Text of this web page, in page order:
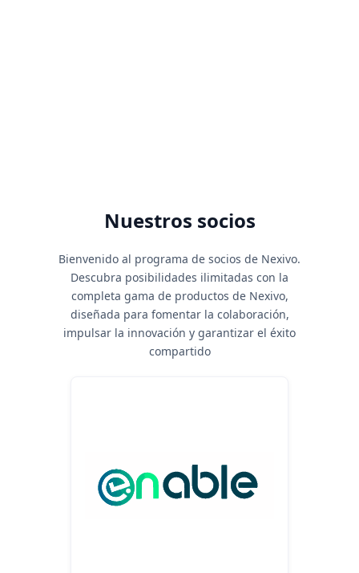
Nuestros socios
Bienvenido al programa de socios de Nexivo.
Descubra posibilidades ilimitadas con la
completa gama de productos de Nexivo,
diseñada para fomentar la colaboración,
impulsar la innovación y garantizar el éxito
compartido